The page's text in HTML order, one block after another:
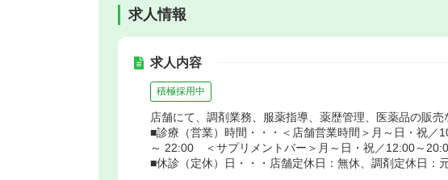
求人情報
求人内容
積極採用中
店舗にて、調剤業務、服薬指導、薬歴管理、医薬品の販売
■診療（営業）時間・・・＜店舗営業時間＞月～日・祝
～ 22:00 ＜サプリメントバー＞月～日・祝／12:00～
■休診（定休）日・・・店舗定休日：無休、調剤定休日：